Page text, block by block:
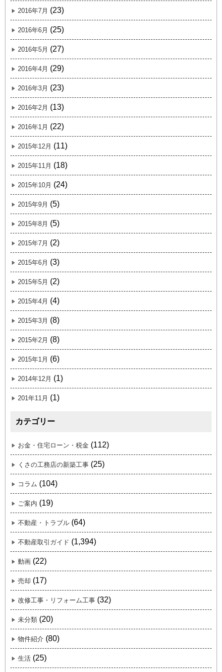
2016年7月 (23)
2016年6月 (25)
2016年5月 (27)
2016年4月 (29)
2016年3月 (23)
2016年2月 (13)
2016年1月 (22)
2015年12月 (11)
2015年11月 (18)
2015年10月 (24)
2015年9月 (5)
2015年8月 (5)
2015年7月 (2)
2015年6月 (3)
2015年5月 (2)
2015年4月 (4)
2015年3月 (8)
2015年2月 (8)
2015年1月 (6)
2014年12月 (1)
201年11月 (1)
カテゴリー
お金・住宅ローン・税金 (112)
くさの工務店の新築工事 (25)
コラム (104)
ご案内 (19)
不動産・トラブル (64)
不動産取引ガイド (1,394)
動画 (22)
売却 (17)
改修工事・リフォーム工事 (32)
未分類 (20)
物件紹介 (80)
生活 (25)